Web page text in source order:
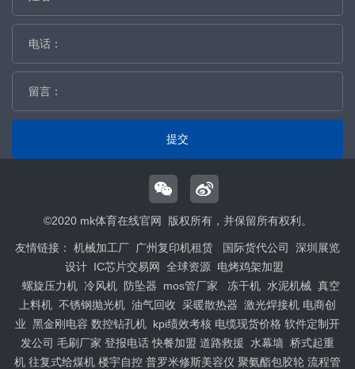
提交
©2020 mk体育在线官网 版权所有，并保留所有权利。
友情链接： 机械加工厂 广州复印机租赁 国际货代公司
深圳展览
设计 IC芯片交易网 全球资源 电烤鸡架加盟
螺旋压力机 冷风机 防坠器 mos管厂家 冻干机 水泥机械 真空
上料机 不锈钢抛光机 油气回收 采暖散热器 激光焊接机 电商创
业 黑金刚电容 数控钻孔机 kpi绩效考核 电缆现货价格 软件定制开
发公司 毛刷厂家 登报电话 快餐加盟 道路救援 水幕墙 桥式起重
机 往复式给煤机 楼宇自控 普罗米修斯美容仪 聚氨酯包胶轮 流程管